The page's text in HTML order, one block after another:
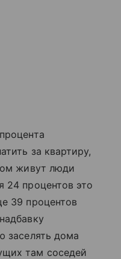
за квартиру,
живут люди
24 процентов это
39 процентов
заселять дома
там соседей